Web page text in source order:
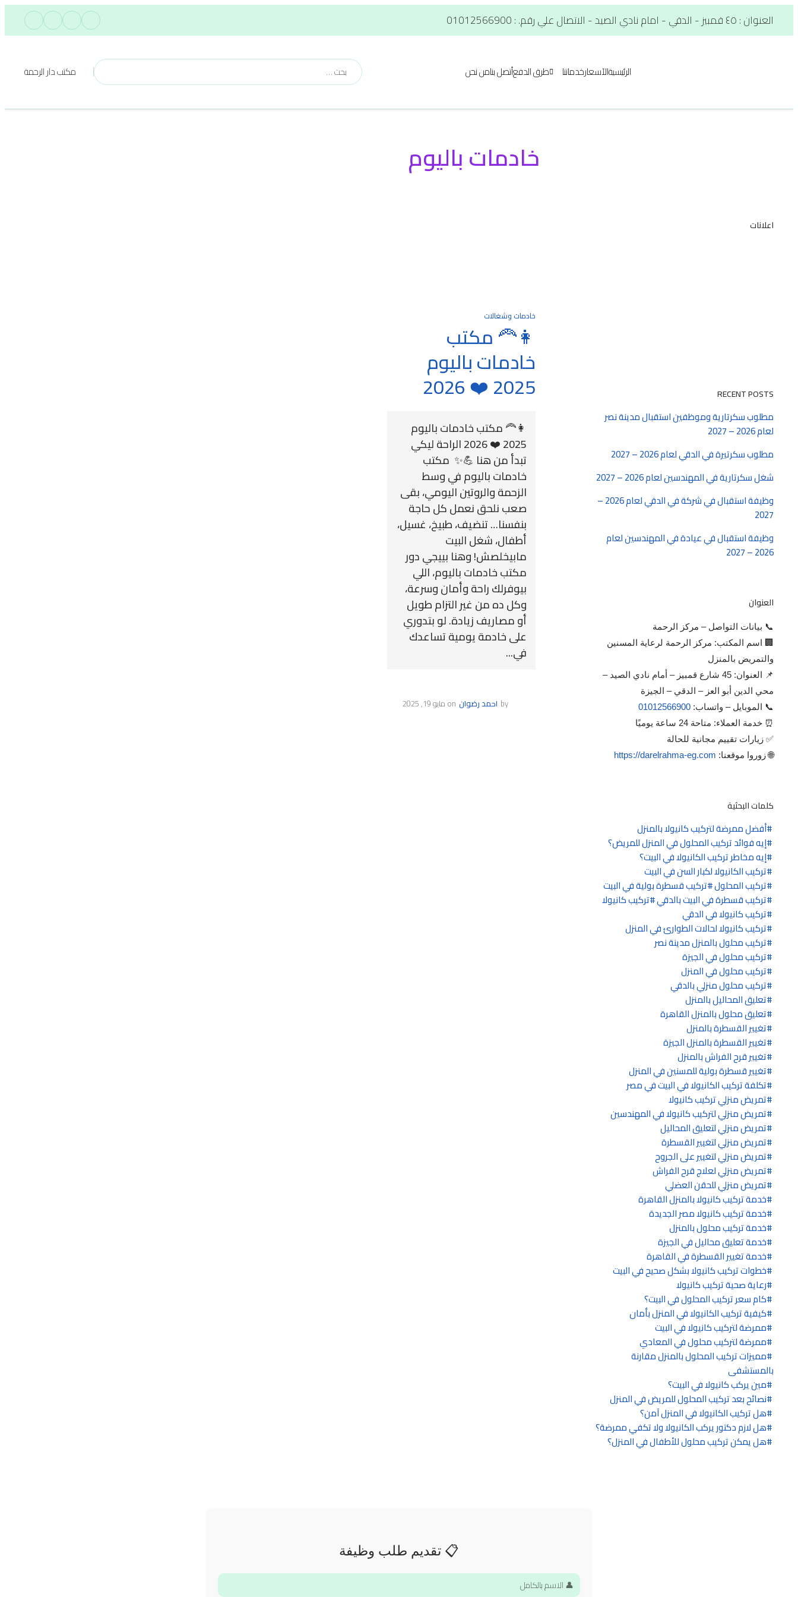
العنوان : ٤٥ قمبيز - الدقي - امام نادي الصيد - الاتصال علي رقم. : 01012566900
الرئيسيةالآسعارخدماتنا طرق الدفعأتصل بنامن نحن مكتب دار الرحمة
خادمات باليوم
خادمات وشغالات
👩‍🦰 مكتب
خادمات باليوم
2025 ❤️ 2026
👩‍🦰 مكتب خادمات باليوم
2025 ❤️ 2026 الراحة ليكي
تبدأ من هنا 💪✨ مكتب
خادمات باليوم في وسط
الزحمة والروتين اليومي، بقى
صعب نلحق نعمل كل حاجة
بنفسنا… تنضيف، طبيخ، غسيل،
أطفال، شغل البيت
مابيخلصش! وهنا بييجي دور
مكتب خادمات باليوم، اللي
بيوفرلك راحة وأمان وسرعة،
وكل ده من غير التزام طويل
أو مصاريف زيادة. لو بتدوري
على خادمة يومية تساعدك
في...
by احمد رضوان on مايو 19, 2025
اعلانات
RECENT POSTS
مطلوب سكرتارية وموظفين استقبال مدينة نصر
لعام 2026 – 2027
مطلوب سكرتيرة في الدقي لعام 2026 – 2027
شغل سكرتارية في المهندسين لعام 2026 – 2027
وظيفة استقبال في شركة في الدقي لعام 2026 –
2027
وظيفة استقبال في عيادة في المهندسين لعام
2026 – 2027
العنوان
📞 بيانات التواصل – مركز الرحمة
🏢 اسم المكتب: مركز الرحمة لرعاية المسنين
والتمريض بالمنزل
📌 العنوان: 45 شارع قمبيز – أمام نادي الصيد –
محي الدين أبو العز – الدقي – الجيزة
📞 الموبايل – واتساب:01012566900
⏰ خدمة العملاء: متاحة 24 ساعة يوميًا
✅ زيارات تقييم مجانية للحالة
🌐 زوروا موقعنا: https://darelrahma-eg.com
كلمات البحثية
أفضل ممرضة لتركيب كانيولا بالمنزل
إيه فوائد تركيب المحلول في المنزل للمريض؟
إيه مخاطر تركيب الكانيولا في البيت؟
تركيب الكانيولا لكبار السن في البيت
تركيب المحلول تركيب قسطرة بولية في البيت
تركيب قسطرة في البيت بالدقي تركيب كانيولا
تركيب كانيولا في الدقي
تركيب كانيولا لحالات الطوارئ في المنزل
تركيب محلول بالمنزل مدينة نصر
تركيب محلول في الجيزة
تركيب محلول في المنزل
تركيب محلول منزلي بالدقي
تعليق المحاليل بالمنزل
تعليق محلول بالمنزل القاهرة
تغيير القسطرة بالمنزل
تغيير القسطرة بالمنزل الجيزة
تغيير قرح الفراش بالمنزل
تغيير قسطرة بولية للمسنين في المنزل
تكلفة تركيب الكانيولا في البيت في مصر
تمريض منزلي تركيب كانيولا
تمريض منزلي لتركيب كانيولا في المهندسين
تمريض منزلي لتعليق المحاليل
تمريض منزلي لتغيير القسطرة
تمريض منزلي لتغيير على الجروح
تمريض منزلي لعلاج قرح الفراش
تمريض منزلي للحقن العضلي
خدمة تركيب كانيولا بالمنزل القاهرة
خدمة تركيب كانيولا مصر الجديدة
خدمة تركيب محلول بالمنزل
خدمة تعليق محاليل في الجيزة
خدمة تغيير القسطرة في القاهرة
خطوات تركيب كانيولا بشكل صحيح في البيت
رعاية صحية تركيب كانيولا
كام سعر تركيب المحلول في البيت؟
كيفية تركيب الكانيولا في المنزل بأمان
ممرضة لتركيب كانيولا في البيت
ممرضة لتركيب محلول في المعادي
مميزات تركيب المحلول بالمنزل مقارنة
بالمستشفى
مين يركب كانيولا في البيت؟
نصائح بعد تركيب المحلول للمريض في المنزل
هل تركيب الكانيولا في المنزل آمن؟
هل لازم دكتور يركب الكانيولا ولا تكفي ممرضة؟
هل يمكن تركيب محلول للأطفال في المنزل؟
📋 تقديم طلب وظيفة